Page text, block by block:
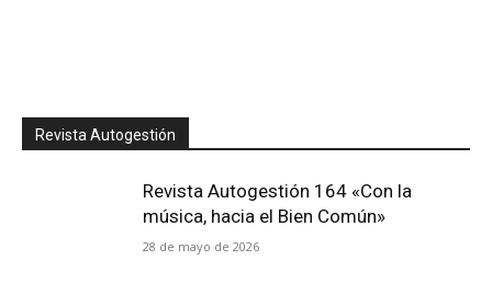
Revista Autogestión
Revista Autogestión 164 «Con la
música, hacia el Bien Común»
28 de mayo de 2026